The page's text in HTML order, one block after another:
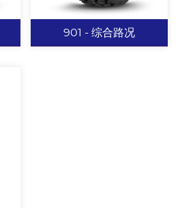
散热。 闭合性肩部设计提
高肩部刚性防止偏磨。
查看更多
901 - 综合路况